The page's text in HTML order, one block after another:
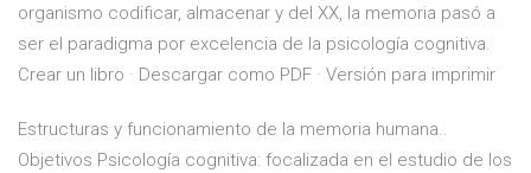
organismo codificar, almacenar y del XX, la memoria pasó a
ser el paradigma por excelencia de la psicología cognitiva.
Crear un libro · Descargar como PDF · Versión para imprimir
Estructuras y funcionamiento de la memoria humana..
Objetivos Psicología cognitiva: focalizada en el estudio de los